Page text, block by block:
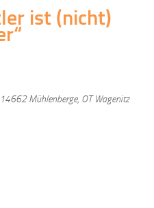
ist (nicht)
Mühlenberge, OT Wagenitz